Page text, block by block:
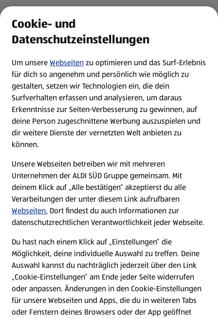
Newsletter
WhatsApp
Über ALDI SÜD
Filialen
Nachhaltigkeit
Karriere
Presse
Hilfe & Kontakt
(öffnet in einem neuen Tab)
Unternehmen
Cookie- und
Datenschutzeinstellungen
Um unsereWebseitenzu optimieren und das Surf-Erlebnis
für dich so angenehm und persönlich wie möglich zu
gestalten, setzen wir Technologien ein, die dein
Surfverhalten erfassen und analysieren, um daraus
Erkenntnisse zur Seiten-Verbesserung zu gewinnen, auf
deine Person zugeschnittene Werbung auszuspielen und
dir weitere Dienste der vernetzten Welt anbieten zu
können.
Unsere Webseiten betreiben wir mit mehreren
Unternehmen der ALDI SÜD Gruppe gemeinsam. Mit
deinem Klick auf „Alle bestätigen“ akzeptierst du alle
Verarbeitungen der unter diesem Link aufrufbaren
Webseiten. Dort findest du auch Informationen zur
datenschutzrechtlichen Verantwortlichkeit jeder Webseite.
Du hast nach einem Klick auf „Einstellungen“ die
Möglichkeit, deine individuelle Auswahl zu treffen. Deine
Auswahl kannst du nachträglich jederzeit über den Link
„Cookie-Einstellungen“ am Ende jeder Seite widerrufen
oder anpassen. Änderungen in den Cookie-Einstellungen
für unsere Webseiten und Apps, die du in weiteren Tabs
oder Fenstern deines Browsers oder der App geöffnet